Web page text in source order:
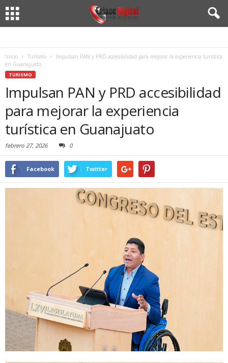
Inicio Turismo
Impulsan PAN y PRD accesibilidad para mejorar la experiencia turística
en Guanajuato
TURISMO
Impulsan PAN y PRD accesibilidad
para mejorar la experiencia
turística en Guanajuato
febrero 27, 2026 0
Facebook Twitter